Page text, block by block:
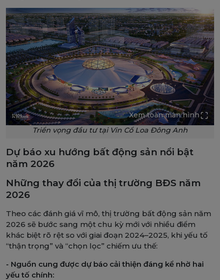
Xem toàn màn hình
Triển vọng đầu tư tại Vin Cổ Loa Đông Anh
Dự báo xu hướng bất động sản nổi bật
năm 2026
Những thay đổi của thị trường BĐS năm
2026
Theo các đánh giá vĩ mô, thị trường bất động sản năm
2026 sẽ bước sang một chu kỳ mới với nhiều điểm
khác biệt rõ rệt so với giai đoạn 2024–2025, khi yếu tố
“thận trọng” và “chọn lọc” chiếm ưu thế:
- Nguồn cung được dự báo cải thiện đáng kể nhờ hai
yếu tố chính: